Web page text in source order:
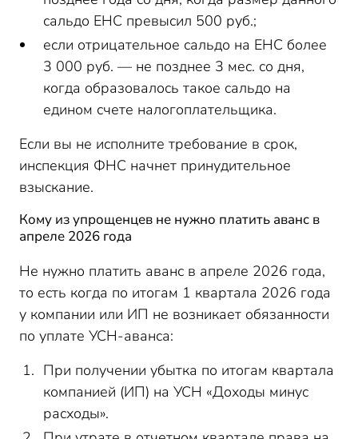
сальдо ЕНС превысил 500 руб.;
если отрицательное сальдо на ЕНС более
3 000 руб. — не позднее 3 мес. со дня,
когда образовалось такое сальдо на
едином счете налогоплательщика.
Если вы не исполните требование в срок,
инспекция ФНС начнет принудительное
взыскание.
Кому из упрощенцев не нужно платить аванс в
апреле 2026 года
Не нужно платить аванс в апреле 2026 года,
то есть когда по итогам 1 квартала 2026 года
у компании или ИП не возникает обязанности
по уплате УСН-аванса:
При получении убытка по итогам квартала
компанией (ИП) на УСН «Доходы минус
расходы».